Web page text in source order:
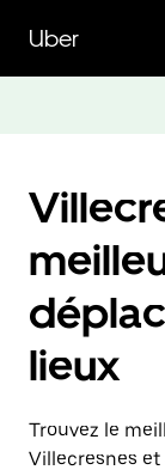
contenu
principal
Uber
lieux
Trouvez le
Villecresnes et